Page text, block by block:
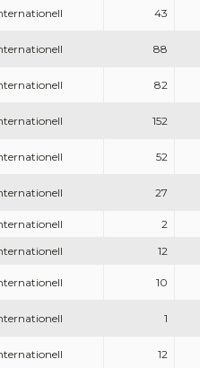
43
88
82
152
52
27
2
12
10
1
12